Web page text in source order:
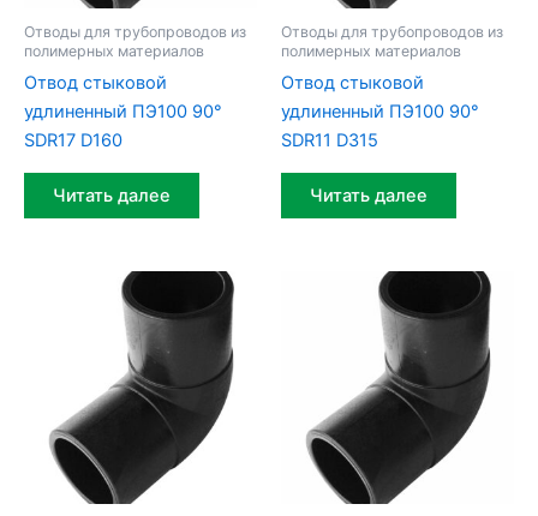
Отводы для трубопроводов из
полимерных материалов
Отвод стыковой
удлиненный ПЭ100 90°
SDR17 D160
Читать далее
Отводы для трубопроводов из
полимерных материалов
Отвод стыковой
удлиненный ПЭ100 90°
SDR11 D315
Читать далее